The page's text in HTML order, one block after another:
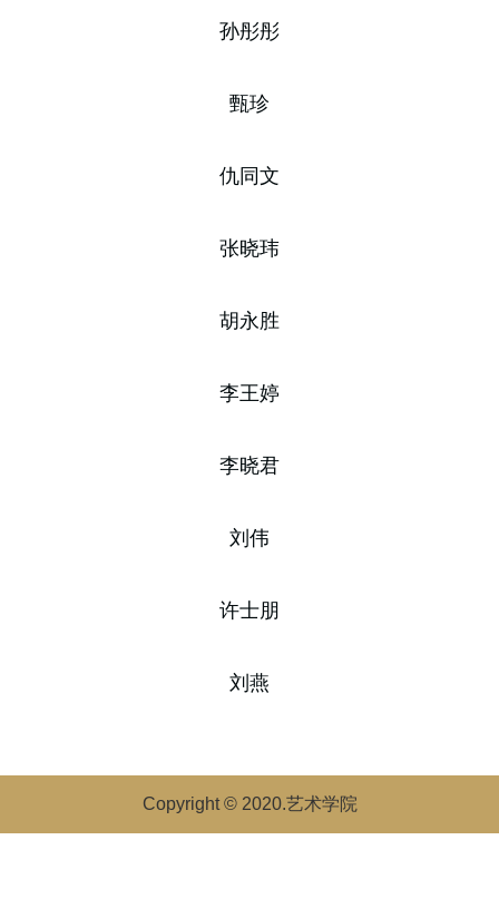
孙彤彤
甄珍
仇同文
张晓玮
胡永胜
李王婷
李晓君
刘伟
许士朋
刘燕
Copyright © 2020.艺术学院